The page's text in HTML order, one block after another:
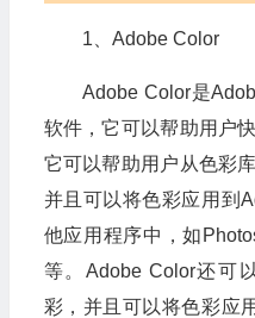
1、Adobe Color
Adobe Color是
软件，它可以帮助用户
它可以帮助用户从色彩
并且可以将色彩应用到
他应用程序中，如
等。Adobe Color还可
彩，并且可以将色彩应